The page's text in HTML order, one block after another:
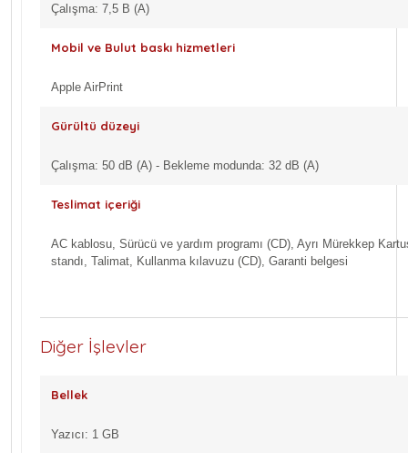
Çalışma: 7,5 B (A)
Mobil ve Bulut baskı hizmetleri
Apple AirPrint
Gürültü düzeyi
Çalışma: 50 dB (A) - Bekleme modunda: 32 dB (A)
Teslimat içeriği
AC kablosu, Sürücü ve yardım programı (CD), Ayrı Mürekkep
standı, Talimat, Kullanma kılavuzu (CD), Garanti belgesi
Diğer İşlevler
Bellek
Yazıcı: 1 GB